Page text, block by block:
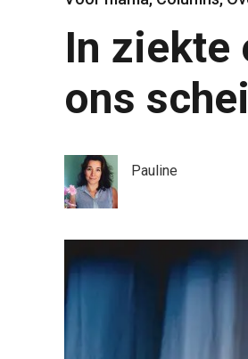
In ziekte
ons
Pauline